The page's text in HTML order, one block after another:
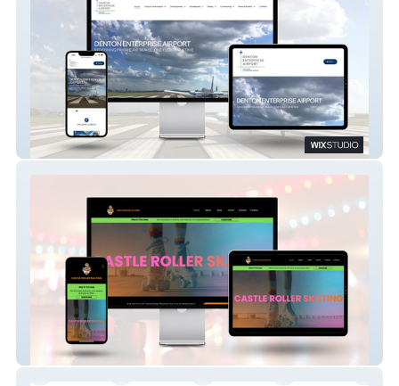
Denton Airport
Castle Roller Skating Rink